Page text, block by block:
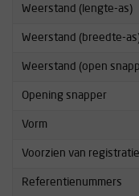
Weerstand (lengte-as)
Weerstand (breedte-
Weerstand (open
Opening snapper
Vorm
Voorzien van
Referentienummers